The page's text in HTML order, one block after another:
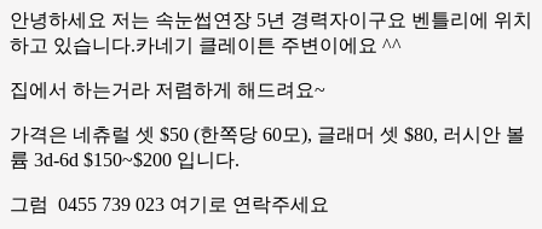
안녕하세요 저는 속눈썹연장 5년 경력자이구요 벤틀리에 위치
하고 있습니다.카네기 클레이튼 주변이에요 ^^
집에서 하는거라 저렴하게 해드려요~
가격은 네츄럴 셋 $50 (한쪽당 60모), 글래머 셋 $80, 러시안 볼
륨 3d-6d $150~$200 입니다.
그럼 0455 739 023 여기로 연락주세요